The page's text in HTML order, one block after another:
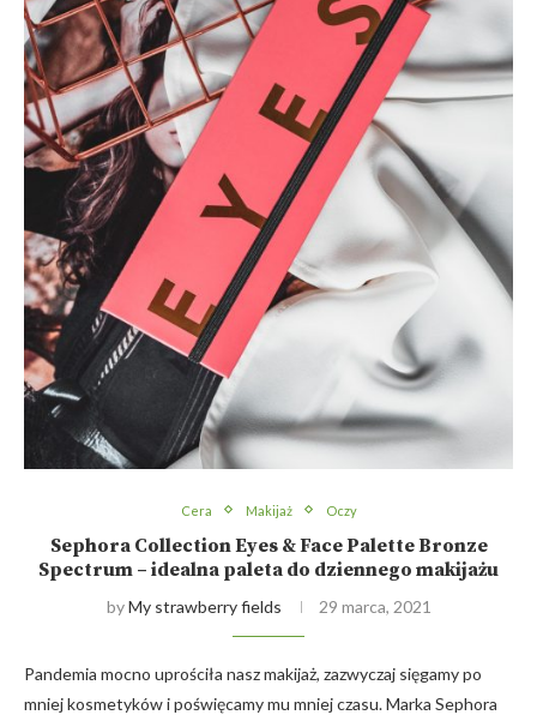
Cera Makijaż Oczy
Sephora Collection Eyes & Face Palette Bronze
Spectrum – idealna paleta do dziennego makijażu
byMy strawberry fields 29 marca, 2021
Pandemia mocno uprościła nasz makijaż, zazwyczaj sięgamy po
mniej kosmetyków i poświęcamy mu mniej czasu. Marka Sephora